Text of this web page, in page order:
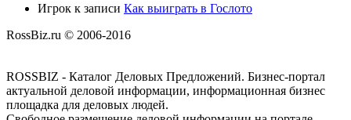
Игрок к записи Как выиграть в Гослото
RossBiz.ru © 2006-2016
ROSSBIZ - Каталог Деловых Предложений. Бизнес-портал
актуальной деловой информации, информационная бизнес
площадка для деловых людей.